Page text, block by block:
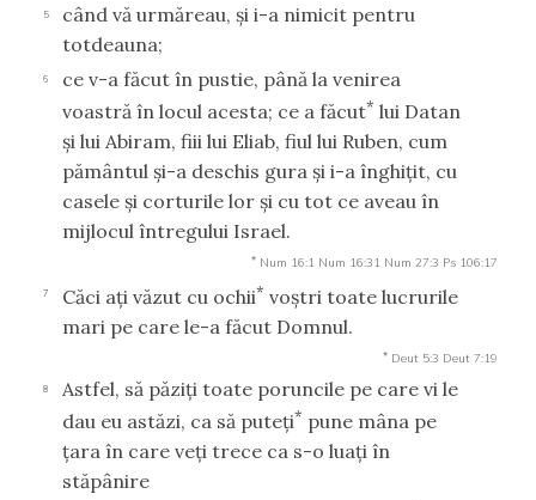
5
când vă urmăreau, şi i-a nimicit pentru
totdeauna;
6
ce v-a făcut în pustie, până la venirea
voastră în locul acesta; ce a făcut* lui Datan
şi lui Abiram, fiii lui Eliab, fiul lui Ruben, cum
pământul şi-a deschis gura şi i-a înghiţit, cu
casele şi corturile lor şi cu tot ce aveau în
mijlocul întregului Israel.
* Num 16:1 Num 16:31 Num 27:3 Ps 106:17
7 Căci aţi văzut cu ochii* voştri toate lucrurile
mari pe care le-a făcut Domnul.
* Deut 5:3 Deut 7:19
8
Astfel, să păziţi toate poruncile pe care vi le
dau eu astăzi, ca să puteţi* pune mâna pe
ţara în care veţi trece ca s-o luaţi în
stăpânire